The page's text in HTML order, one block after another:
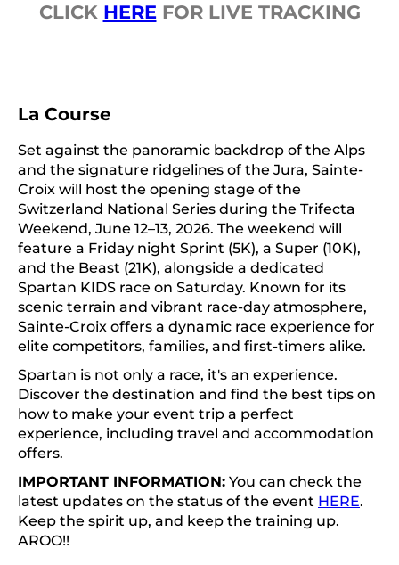
CLICK HEREFOR LIVE TRACKING
La Course
Set against the panoramic backdrop of the Alps
and the signature ridgelines of the Jura, Sainte-
Croix will host the opening stage of the
Switzerland National Series during the Trifecta
Weekend, June 12–13, 2026. The weekend will
feature a Friday night Sprint (5K), a Super (10K),
and the Beast (21K), alongside a dedicated
Spartan KIDS race on Saturday. Known for its
scenic terrain and vibrant race-day atmosphere,
Sainte-Croix offers a dynamic race experience for
elite competitors, families, and first-timers alike.
Spartan is not only a race, it's an experience.
Discover the destination and find the best tips on
how to make your event trip a perfect
experience, including travel and accommodation
offers.
IMPORTANT INFORMATION: You can check the
latest updates on the status of the event HERE.
Keep the spirit up, and keep the training up.
AROO!!